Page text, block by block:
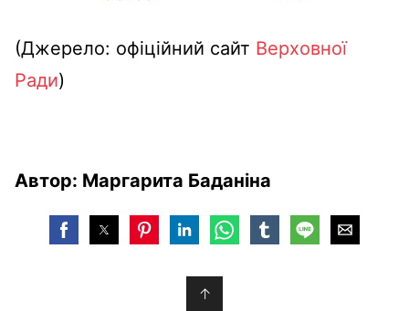
(Джерело: офіційний сайт Верховної
Ради)
Автор: Маргарита Баданіна
↑